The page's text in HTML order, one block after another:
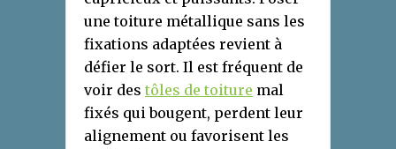
une toiture métallique sans les
fixations adaptées revient à
défier le sort. Il est fréquent de
voir des tôles de toiture mal
fixés qui bougent, perdent leur
alignement ou favorisent les